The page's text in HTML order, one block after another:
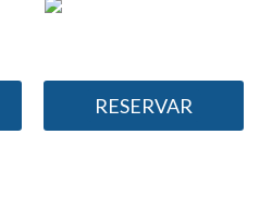
RESERVAR